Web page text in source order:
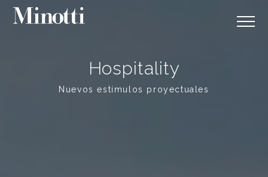
Hospitality
Nuevos estímulos proyectuales